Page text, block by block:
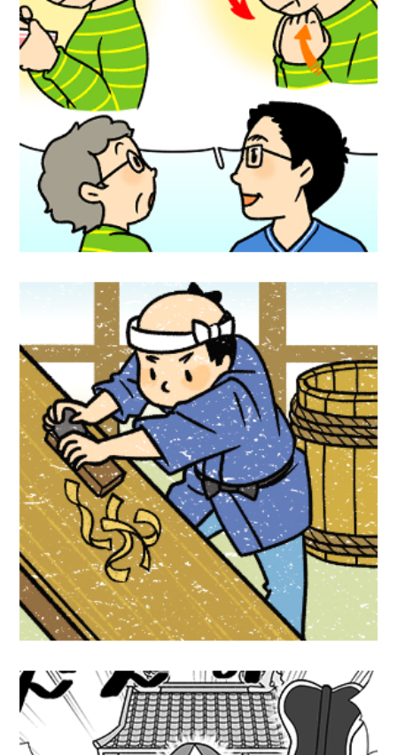
医療漫画『誤嚥性肺炎に負けないのどト
学習漫画『未来につなぐ日本の工芸品』
Gakken